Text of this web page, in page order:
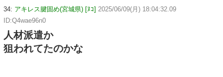
34: アキレス腱固め(宮城県) [ﾇｺ] 2025/06/09(月) 18:04:32.09
ID:Q4wae96n0
人材派遣か
狙われてたのかな